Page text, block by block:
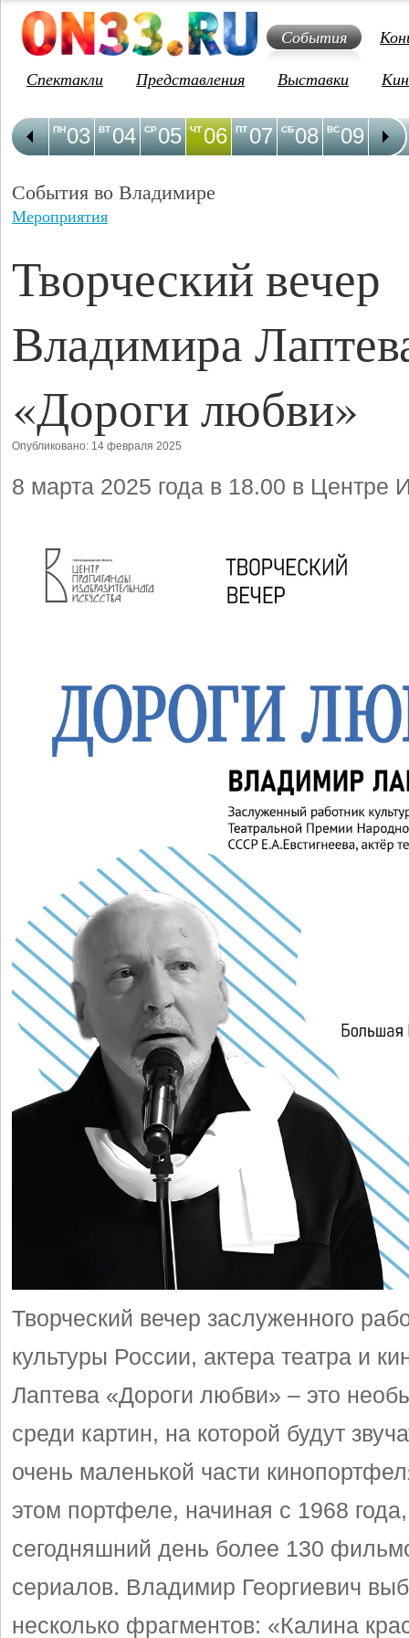
События
Спектакли
Представления Выставки
03
ПН 04
ВТ 05
СР 06
ЧТ 07
ПТ 08
СБ 09
ВС 10
ПН
События во Владимире
Мероприятия
Творческий вечер
Владимира
«Дороги любви»
Опубликовано: 14 февраля 2025
8 марта 2025 года в 18.00 в Центре
Творческий вечер заслуженного
культуры России, актера театра и
Лаптева «Дороги любви» – это
среди картин, на которой будут
очень маленькой части
этом портфеле, начиная с 1968
сегодняшний день более 130
сериалов. Владимир Георгиевич
несколько фрагментов: «Калина